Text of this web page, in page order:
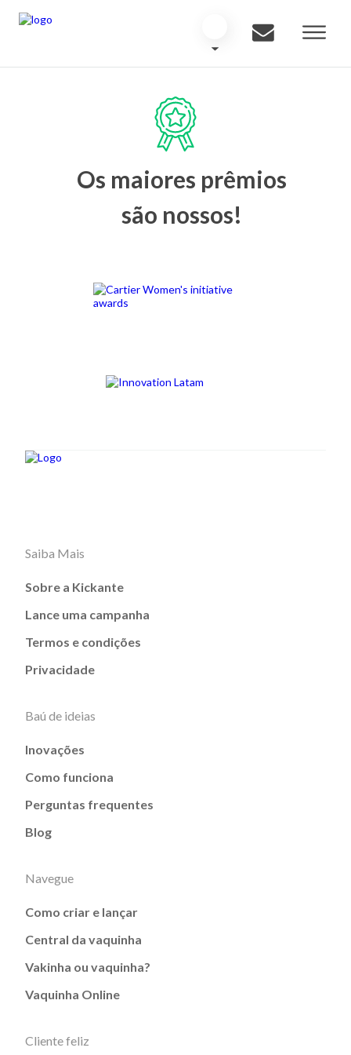
Os maiores prêmios
são nossos!
Saiba Mais
Sobre a Kickante
Lance uma campanha
Termos e condições
Privacidade
Baú de ideias
Inovações
Como funciona
Perguntas frequentes
Blog
Navegue
Como criar e lançar
Central da vaquinha
Vakinha ou vaquinha?
Vaquinha Online
Cliente feliz